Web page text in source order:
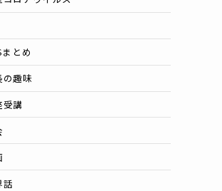
とめ
の趣味
受講
話